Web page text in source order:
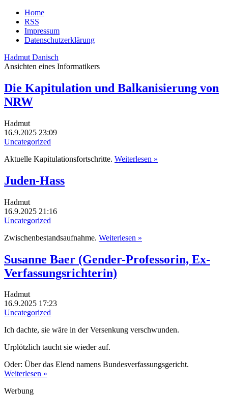
Home
RSS
Impressum
Datenschutzerklärung
Hadmut Danisch
Ansichten eines Informatikers
Die Kapitulation und Balkanisierung von
NRW
Hadmut
16.9.2025 23:09
Uncategorized
Aktuelle Kapitulationsfortschritte. Weiterlesen »
Juden-Hass
Hadmut
16.9.2025 21:16
Uncategorized
Zwischenbestandsaufnahme. Weiterlesen »
Susanne Baer (Gender-Professorin, Ex-
Verfassungsrichterin)
Hadmut
16.9.2025 17:23
Uncategorized
Ich dachte, sie wäre in der Versenkung verschwunden.
Urplötzlich taucht sie wieder auf.
Oder: Über das Elend namens Bundesverfassungsgericht.
Weiterlesen »
Werbung